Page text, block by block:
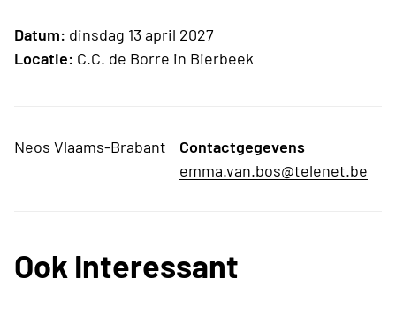
Datum: dinsdag 13 april 2027
Locatie: C.C. de Borre in Bierbeek
Neos Vlaams-Brabant
Contactgegevens
emma.van.bos@telenet.be
Ook Interessant